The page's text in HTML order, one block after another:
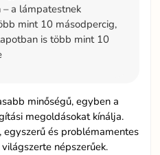
a lámpatestnek
mint 10 másodpercig,
is több mint 10
minőségű, egyben a
megoldásokat kínálja.
és problémamentes
népszerűek.